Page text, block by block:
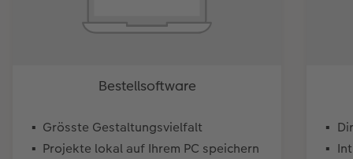
Bestellsoftware
Grösste Gestaltungsvielfalt
Projekte lokal auf Ihrem PC speichern